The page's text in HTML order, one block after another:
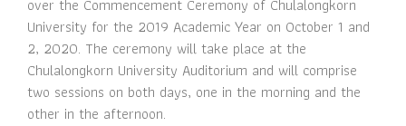
over the Commencement Ceremony of Chulalongkorn
University for the 2019 Academic Year on October 1 and
2, 2020. The ceremony will take place at the
Chulalongkorn University Auditorium and will comprise
two sessions on both days, one in the morning and the
other in the afternoon.